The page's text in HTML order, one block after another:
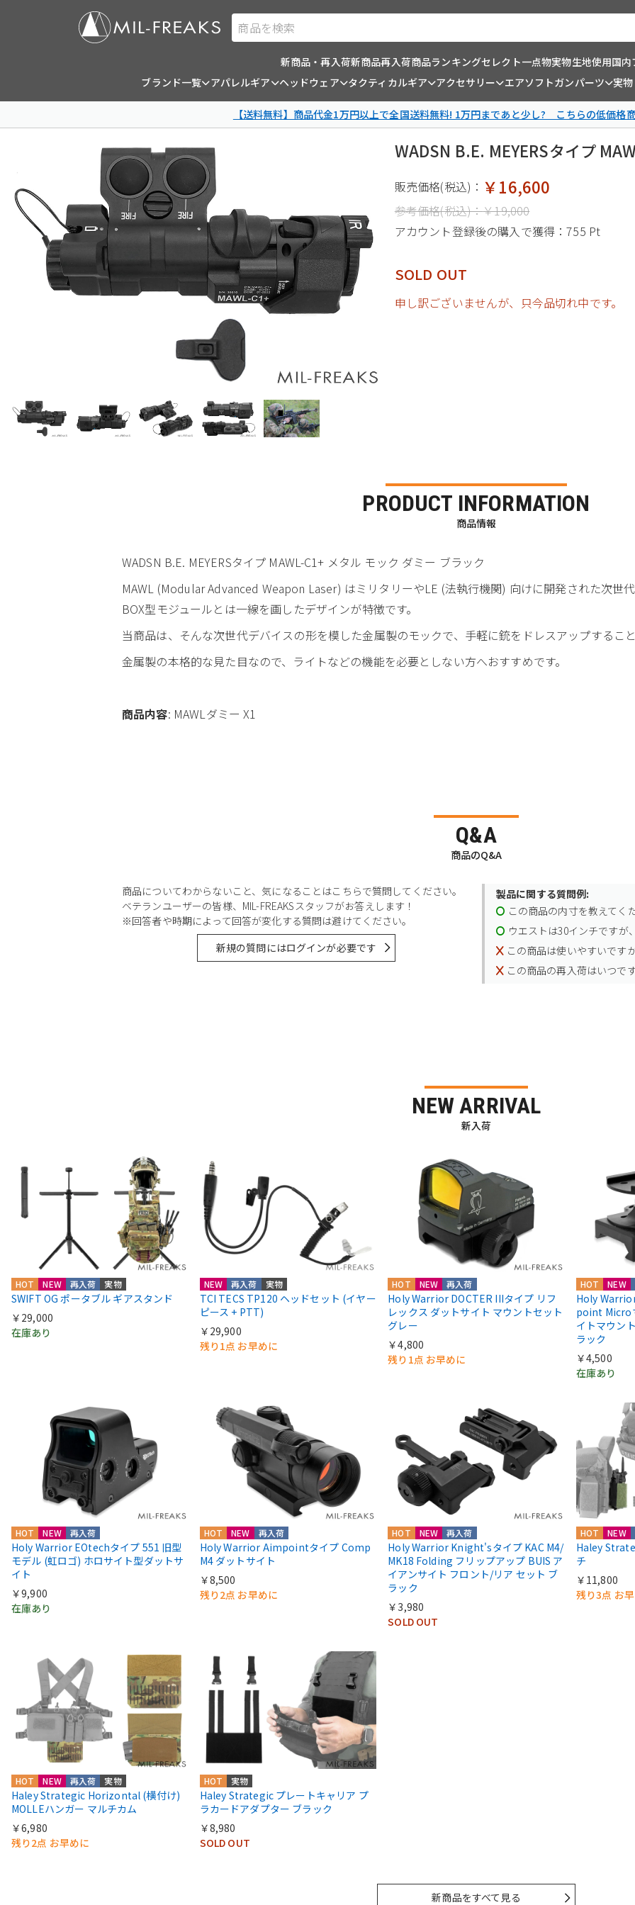
商品を検索
新商品・再入荷新商品再入荷商品ランキングセレクト一点物実物生地使用国内
ブランド一覧
アパレルギア ヘッドウェア タクティカルギア アクセサリー エアソフトガンパーツ 実
【送料無料】商品代金1万円以上で全国送料無料! 1万円まであと少し? こちらの低価格
WADSN B.E. MEYERSタイプ
販売価格(税込)： ￥16,600
参考価格(税込)：￥19,000
アカウント登録後の購入で獲得：755 Pt
SOLD OUT
申し訳ございませんが、只今品切れ中です。
PRODUCT INFORMATION
商品情報
WADSN B.E. MEYERSタイプ MAWL-C1+ メタル モック ダミー ブラック
MAWL (Modular Advanced Weapon Laser) はミリタリーやLE (法執行機関) 向けに開発された次世
BOX型モジュールとは一線を画したデザインが特徴です。
当商品は、そんな次世代デバイスの形を模した金属製のモックで、手軽に銃をドレスアップするこ
金属製の本格的な見た目なので、ライトなどの機能を必要としない方へおすすめです。
商品内容: MAWLダミー X1
Q&A
商品のQ&A
商品についてわからないこと、気になることはこちらで質問してください。
ベテランユーザーの皆様、MIL-FREAKSスタッフがお答えします！
※回答者や時期によって回答が変化する質問は避けてください。
新規の質問にはログインが必要です
製品に関する質問例:
この商品の内寸を教えてく
ウエストは30インチですが
この商品は使いやすいです
この商品の再入荷はいつで
NEW ARRIVAL
新入荷
HOT NEW 再入荷 実物
SWIFT OG ポータブル ギアスタンド
￥29,000
在庫あり
NEW 再入荷 実物
TCI TECS TP120 ヘッドセット (イヤー
ピース + PTT)
￥29,900
残り1点 お早めに
HOT NEW 再入荷
Holy Warrior DOCTER IIIタイプ リフ
レックス ダットサイト マウントセット
グレー
￥4,800
残り1点 お早めに
HOT NEW
Holy
point Micro
イトマウン
ラック
￥4,500
在庫あり
HOT NEW 再入荷
Holy Warrior EOtechタイプ 551 旧型
モデル (虹ロゴ) ホロサイト型ダットサ
イト
￥9,900
在庫あり
HOT NEW 再入荷
Holy Warrior Aimpointタイプ Comp
M4 ダットサイト
￥8,500
残り2点 お早めに
HOT NEW 再入荷
Holy Warrior Knight'sタイプ KAC M4/
MK18 Folding フリップアップ BUIS ア
イアンサイト フロント/リア セット ブ
ラック
￥3,980
SOLD OUT
HOT NEW
Haley
チ
￥11,800
残り3点 お
HOT NEW 再入荷 実物
Haley Strategic Horizontal (横付け)
MOLLEハンガー マルチカム
￥6,980
残り2点 お早めに
HOT 実物
Haley Strategic プレートキャリア プ
ラカードアダプター ブラック
￥8,980
SOLD OUT
新商品をすべて見る